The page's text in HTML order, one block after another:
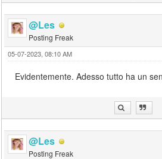
@Les
Posting Freak
05-07-2023, 08:10 AM
Evidentemente. Adesso tutto ha un
@Les
Posting Freak